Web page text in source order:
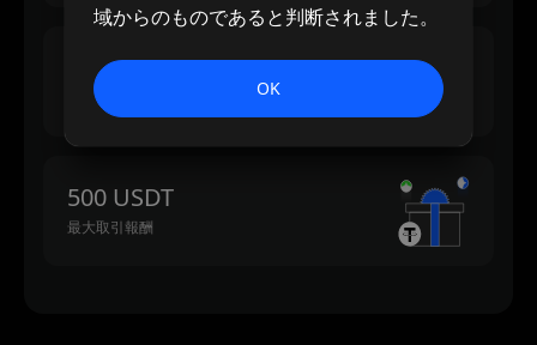
500 USDT
最大入金報酬
500 USDT
最大取引報酬
域からのものであると判断されました。
OK